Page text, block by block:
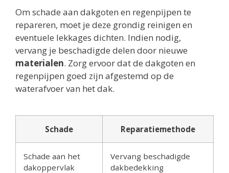
Om schade aan dakgoten en regenpijpen te
repareren, moet je deze grondig reinigen en
eventuele lekkages dichten. Indien nodig,
vervang je beschadigde delen door nieuwe
materialen. Zorg ervoor dat de dakgoten en
regenpijpen goed zijn afgestemd op de
waterafvoer van het dak.
Schade Reparatiemethode
Schade aan het
dakoppervlak
Vervang beschadigde
dakbedekking